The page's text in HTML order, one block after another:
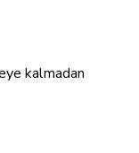
kalmadan